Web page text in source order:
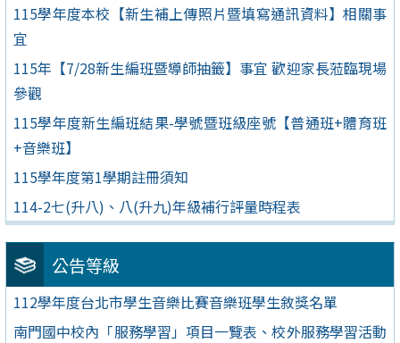
115學年度本校【新生補上傳照片暨填寫通訊資料】相關事
宜
115年【7/28新生編班暨導師抽籤】事宜 歡迎家長蒞臨現場
參觀
115學年度新生編班結果-學號暨班級座號【普通班+體育班
+音樂班】
115學年度第1學期註冊須知
114-2七(升八)、八(升九)年級補行評量時程表
公告等級
112學年度台北市學生音樂比賽音樂班學生敘獎名單
南門國中校內「服務學習」項目一覽表、校外服務學習活動